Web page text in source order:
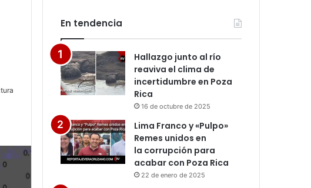
En tendencia
Hallazgo junto al río
reaviva el clima de
incertidumbre en Poza
Rica
16 de octubre de 2025
Lima Franco y «Pulpo»
Remes unidos en
la corrupción para
acabar con Poza Rica
22 de enero de 2025